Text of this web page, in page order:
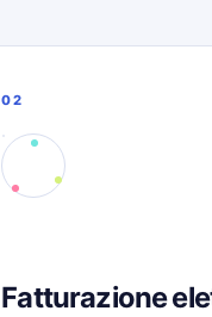
02
Fatturazione